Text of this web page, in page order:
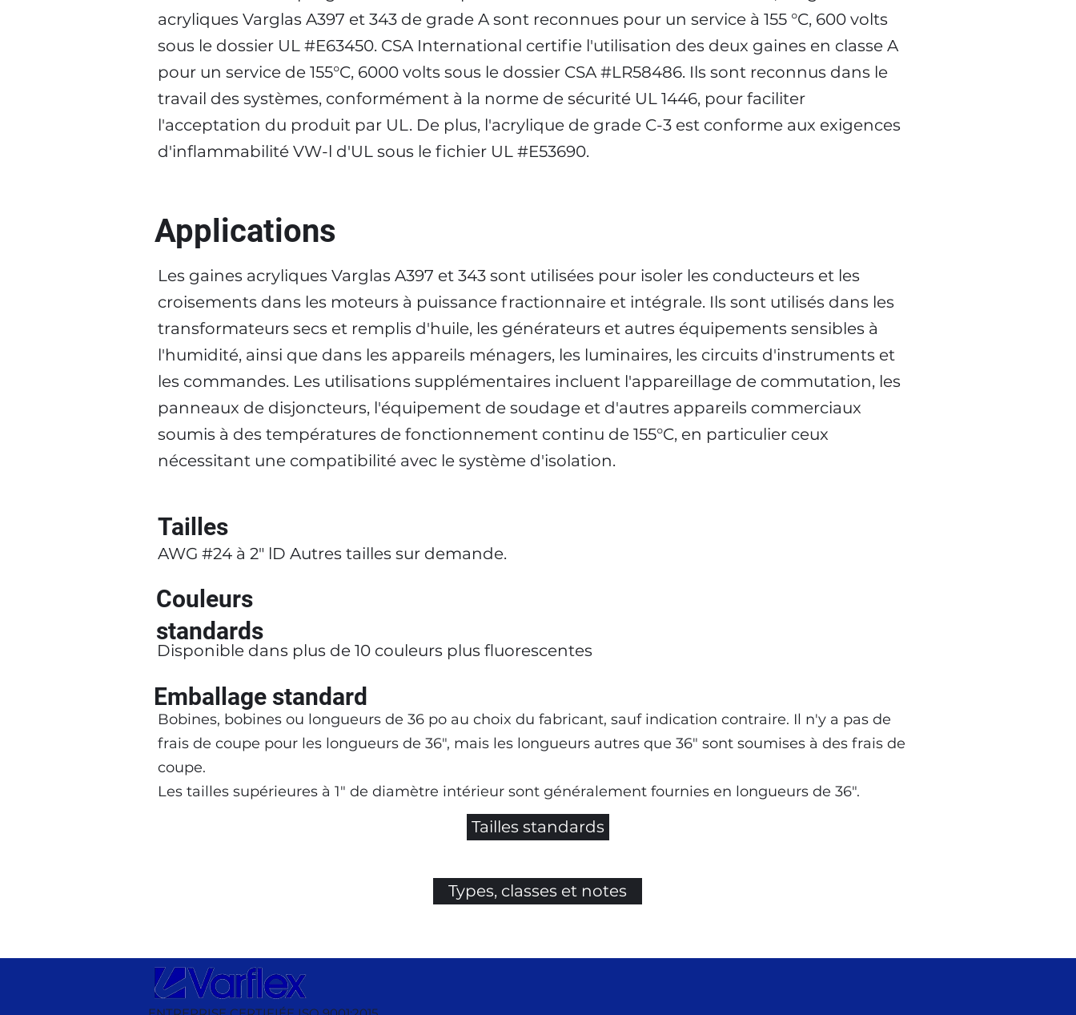
acryliques Varglas A397 et 343 de grade A sont reconnues pour un service à 155 °C, 600 volts
sous le dossier UL #E63450. CSA International certifie l'utilisation des deux gaines en classe A
pour un service de 155°C, 6000 volts sous le dossier CSA #LR58486. Ils sont reconnus dans le
travail des systèmes, conformément à la norme de sécurité UL 1446, pour faciliter
l'acceptation du produit par UL. De plus, l'acrylique de grade C-3 est conforme aux exigences
d'inflammabilité VW-l d'UL sous le fichier UL #E53690.
Applications
Les gaines acryliques Varglas A397 et 343 sont utilisées pour isoler les conducteurs et les
croisements dans les moteurs à puissance fractionnaire et intégrale. Ils sont utilisés dans les
transformateurs secs et remplis d'huile, les générateurs et autres équipements sensibles à
l'humidité, ainsi que dans les appareils ménagers, les luminaires, les circuits d'instruments et
les commandes. Les utilisations supplémentaires incluent l'appareillage de commutation, les
panneaux de disjoncteurs, l'équipement de soudage et d'autres appareils commerciaux
soumis à des températures de fonctionnement continu de 155°C, en particulier ceux
nécessitant une compatibilité avec le système d'isolation.
Tailles
AWG #24 à 2" lD Autres tailles sur demande.
Couleurs
standards
Disponible dans plus de 10 couleurs plus fluorescentes
Emballage standard
Bobines, bobines ou longueurs de 36 po au choix du fabricant, sauf indication contraire. Il n'y a pas de
frais de coupe pour les longueurs de 36", mais les longueurs autres que 36" sont soumises à des frais de
coupe.
Les tailles supérieures à 1" de diamètre intérieur sont généralement fournies en longueurs de 36".
Tailles standards
Types, classes et notes